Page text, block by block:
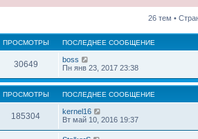
26 тем •
ПРОСМОТРЫ ПОСЛЕДНЕЕ СООБЩЕНИЕ
30649
boss
Пн янв 23, 2017 23:38
ПРОСМОТРЫ ПОСЛЕДНЕЕ СООБЩЕНИЕ
185304
kernel16
Вт май 10, 2016 19:37